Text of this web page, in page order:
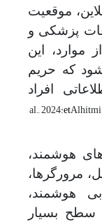
موقعیت
پزشکی و
موارد، این
که حریم
افراد
Alhitmi
et
al., 2024:
هوشمند،
مرورگرها،
هوشمند،
سطح بسیار